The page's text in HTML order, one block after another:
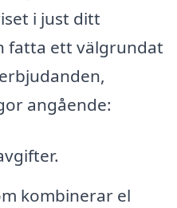
i just ditt
fatta ett välgrundat
angående:
kombinerar el